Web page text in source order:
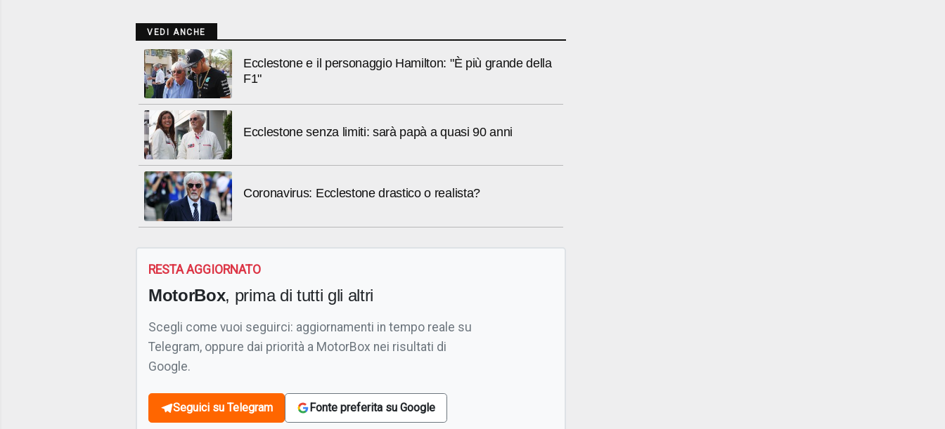
VEDI ANCHE
Ecclestone e il personaggio Hamilton: "È più grande della
F1"
Ecclestone senza limiti: sarà papà a quasi 90 anni
Coronavirus: Ecclestone drastico o realista?
RESTA AGGIORNATO
MotorBox, prima di tutti gli altri
Scegli come vuoi seguirci: aggiornamenti in tempo reale su
Telegram, oppure dai priorità a MotorBox nei risultati di
Google.
Seguici su Telegram Fonte preferita su Google